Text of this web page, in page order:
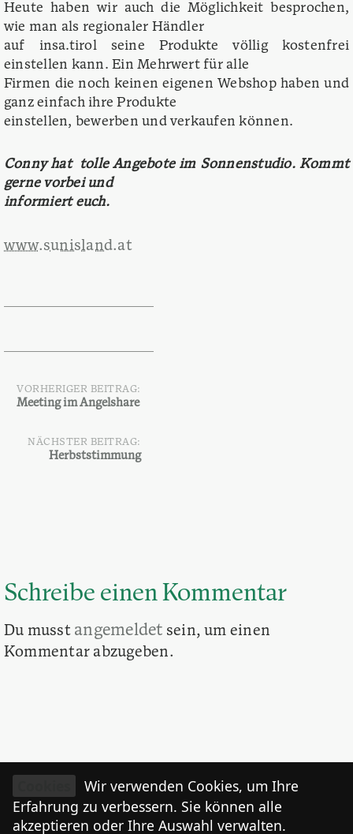
Heute haben wir auch die Möglichkeit besprochen,
wie man als regionaler Händler
auf insa.tirol seine Produkte völlig kostenfrei
einstellen kann. Ein Mehrwert für alle
Firmen die noch keinen eigenen Webshop haben und
ganz einfach ihre Produkte
einstellen, bewerben und verkaufen können.
Conny hat tolle Angebote im Sonnenstudio. Kommt
gerne vorbei und
informiert euch.
www.sunisland.at
Beitragsnavigation
VORHERIGER BEITRAG:
Meeting im Angelshare
NÄCHSTER BEITRAG:
Herbststimmung
Schreibe einen Kommentar
Du musst angemeldet sein, um einen
Kommentar abzugeben.
Wir verwenden Cookies, um Ihre
Erfahrung zu verbessern. Sie können alle
akzeptieren oder Ihre Auswahl verwalten.